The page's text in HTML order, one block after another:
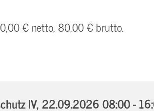
€ netto, 80,00 € brutto.
IV, 22.09.2026 08:00 -